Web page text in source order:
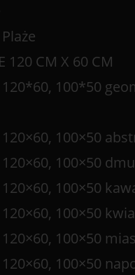
120 CM X 60 CM
100*50
100×50
100×50
100×50
100×50
100×50
100×50